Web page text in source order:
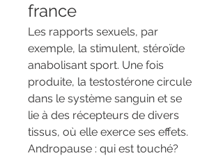
france
Les rapports sexuels, par
exemple, la stimulent, stéroïde
anabolisant sport. Une fois
produite, la testostérone circule
dans le système sanguin et se
lie à des récepteurs de divers
tissus, où elle exerce ses effets.
Andropause : qui est touché?